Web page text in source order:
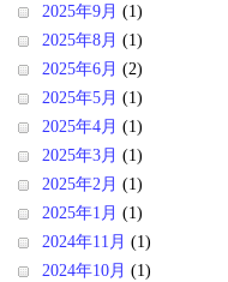
2025年9月 (1)
2025年8月 (1)
2025年6月 (2)
2025年5月 (1)
2025年4月 (1)
2025年3月 (1)
2025年2月 (1)
2025年1月 (1)
2024年11月 (1)
2024年10月 (1)